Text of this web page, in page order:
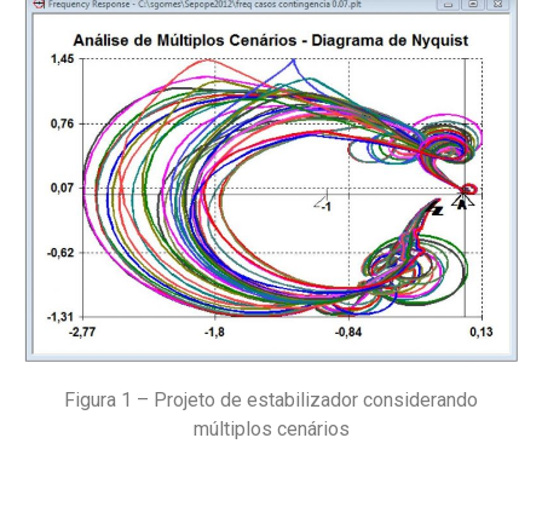
Figura 1 – Projeto de estabilizador considerando
múltiplos cenários